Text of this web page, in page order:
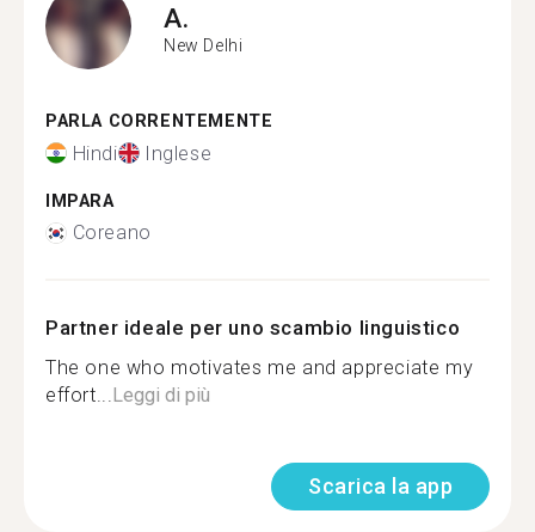
A.
New Delhi
PARLA CORRENTEMENTE
Hindi Inglese
IMPARA
Coreano
Partner ideale per uno scambio linguistico
The one who motivates me and appreciate my
effort...Leggi di più
Scarica la app